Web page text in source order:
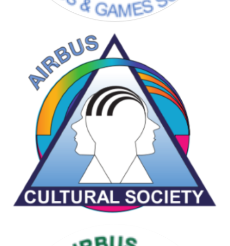
CHESS & GAMES SOCIETY